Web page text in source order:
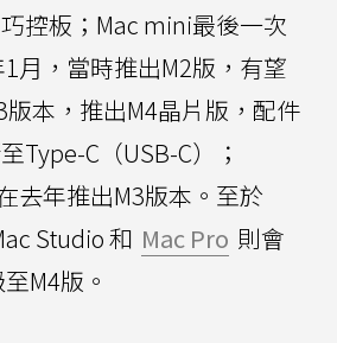
控板；Mac mini最後一次
月，當時推出M2版，有望
本，推出M4晶片版，配件
Type-C（USB-C）；
去年推出M3版本。至於
Studio 和 Mac Pro 則會
M4版。